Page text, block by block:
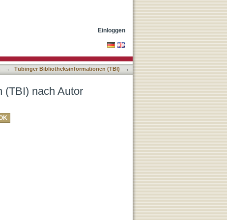
Einloggen
→ Tübinger Bibliotheksinformationen (TBI)
→
(TBI) nach Autor